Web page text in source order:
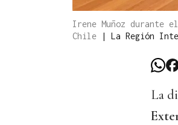
Irene Muñoz durante
Chile
| La Región
La